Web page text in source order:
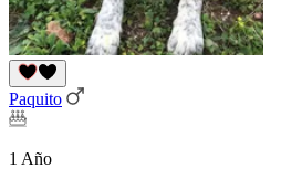
Paquito
1 Año